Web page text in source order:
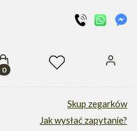
w koszyku: 0. Zobacz
Skup zegarków
Jak wysłać zapytanie?